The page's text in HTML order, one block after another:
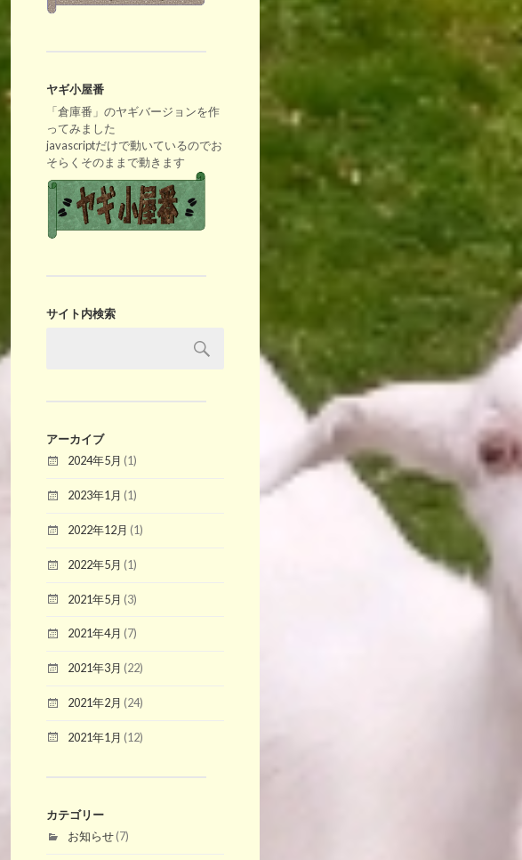
ヤギ小屋番
「倉庫番」のヤギバージョンを作
ってみました
javascriptだけで動いているのでお
そらくそのままで動きます
サイト内検索
アーカイブ
2024年5月 (1)
2023年1月 (1)
2022年12月 (1)
2022年5月 (1)
2021年5月 (3)
2021年4月 (7)
2021年3月 (22)
2021年2月 (24)
2021年1月 (12)
カテゴリー
お知らせ(7)